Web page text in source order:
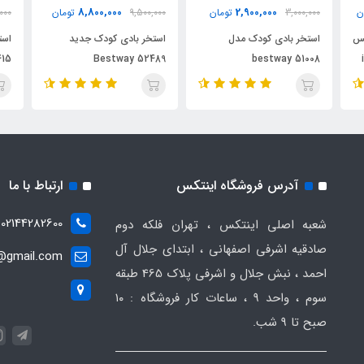
3,000,000
2,900,000 تومان
استخر بادی کودک مدل
bestway 51008
9,500,000
8,800,000 تومان
استخر بادی کودک جدید
Bestway 52489
آدرس فروشگاه اینتکس
شعبه اصلی اینتکس ، تهران فلکه دوم
صادقیه اشرفی اصفهانی ، ابتدای جلال آل
احمد ، نبش جلال و اشرفی پلاک 465 طبقه
سوم ، واحد ۹ ، ساعات کار فروشگاه : ۱۰
صبح تا ۹ شب.
ارتباط با ما
02144282600